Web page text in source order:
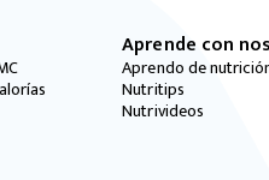
Aprende con
Aprendo de
Nutritips
Nutrivideos